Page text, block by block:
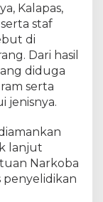
Kalapas,
serta staf
di
Dari hasil
diduga
serta
jenisnya.
lanjut
Narkoba